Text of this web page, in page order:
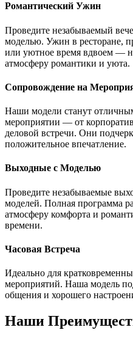
Романтический Ужин
Проведите незабываемый
моделью. Ужин в ресторане,
или уютное время вдвоем —
атмосферу романтики и уюта.
Сопровождение на
Наши модели станут
мероприятии — от
деловой встречи. Они
положительное впечатление.
Выходные с Моделью
Проведите незабываемые
моделей. Полная программа
атмосферу комфорта и
времени.
Часовая Встреча
Идеально для
мероприятий. Наша модель
общения и хорошего
Наши